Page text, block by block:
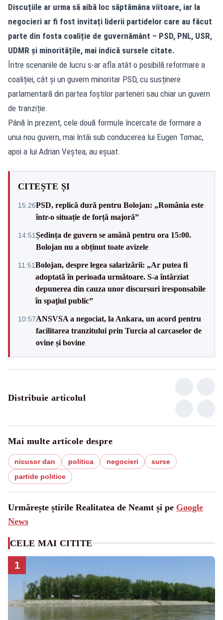
Discuțiile ar urma să aibă loc săptămâna viitoare, iar la
negocieri ar fi fost invitați liderii partidelor care au făcut
parte din fosta coaliție de guvernământ – PSD, PNL, USR,
UDMR și minoritățile, mai indică sursele citate.
Între scenariile de lucru s-ar afla atât o posibilă reformare a
coaliției, cât și un guvern minoritar PSD, cu susținere
parlamentară din partea foștilor parteneri sau chiar un guvern
de tranziție.
Până în prezent, cele două formule încercate de formare a
unui nou guvern, mai întâi sub conducerea lui Eugen Tomac,
apoi a lui Adrian Veștea, au eșuat.
CITEȘTE ȘI
15:26PSD, replică dură pentru Bolojan: „România este
într-o situație de forță majoră”
14:51Ședința de guvern se amână pentru ora 15:00.
Bolojan nu a obținut toate avizele
11:51Bolojan, despre legea salarizării: „Ar putea fi
adoptată în perioada următoare. S-a întârziat
depunerea din cauza unor discursuri iresponsabile
în spaţiul public”
10:57ANSVSA a negociat, la Ankara, un acord pentru
facilitarea tranzitului prin Turcia al carcaselor de
ovine și bovine
Distribuie articolul
Mai multe articole despre
nicusor dan politica negocieri
surse
partide politice
Urmărește știrile Realitatea de Neamt și pe Google
News
CELE MAI CITITE
1